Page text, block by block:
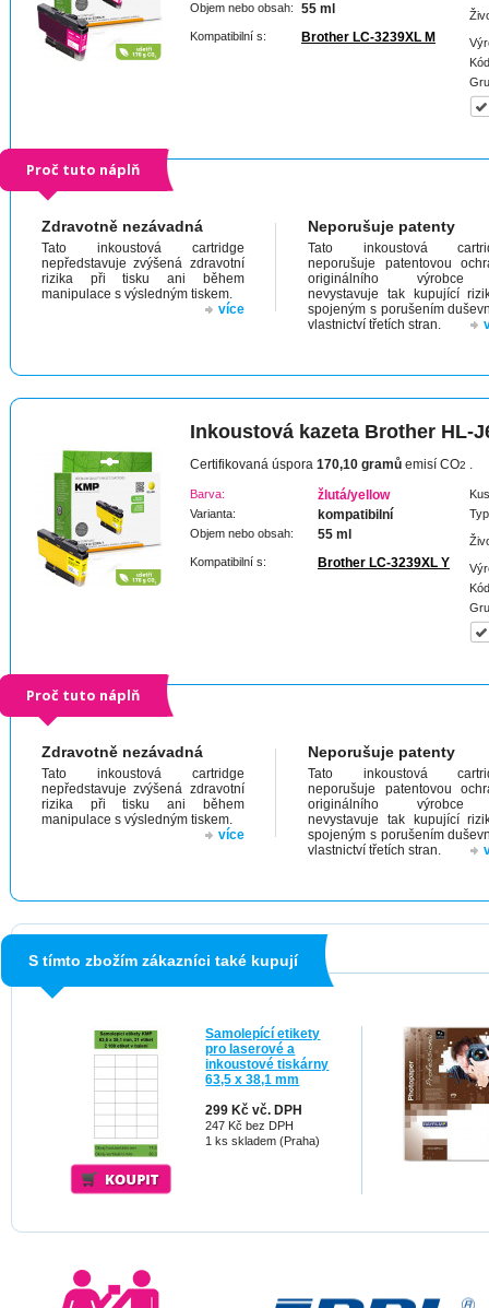
Objem nebo obsah: 55 ml
Kompatibilní s: Brother LC-3239XL M
Proč tuto náplň
Zdravotně nezávadná
Tato inkoustová cartridge
nepředstavuje zvýšená zdravotní
rizika při tisku ani během
manipulace s výsledným tiskem.
více
Neporušuje patenty
Tato inkoustová
neporušuje patentovou
originálního
nevystavuje tak kupující
spojeným s porušením
vlastnictví třetích stran.
Inkoustová kazeta Brother HL-
Certifikovaná úspora 170,10 gramů emisí CO2 .
Barva: žlutá/yellow
Varianta: kompatibilní
Objem nebo obsah: 55 ml
Kompatibilní s: Brother LC-3239XL Y
Proč tuto náplň
Zdravotně nezávadná
Tato inkoustová cartridge
nepředstavuje zvýšená zdravotní
rizika při tisku ani během
manipulace s výsledným tiskem.
více
Neporušuje patenty
Tato inkoustová
neporušuje patentovou
originálního
nevystavuje tak kupující
spojeným s porušením
vlastnictví třetích stran.
S tímto zbožím zákazníci také kupují
Samolepící etikety
pro laserové a
inkoustové tiskárny
63,5 x 38,1 mm
299 Kč vč. DPH
247 Kč bez DPH
1 ks skladem (Praha)